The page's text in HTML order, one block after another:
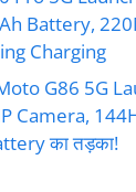
Battery,
Charging
G86 5G
Camera,
का तड़का!